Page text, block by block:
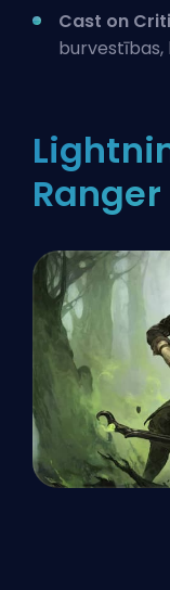
Cast on
burvestības,
Ranger